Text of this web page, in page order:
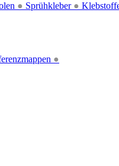
● Sprühkleber ●
●